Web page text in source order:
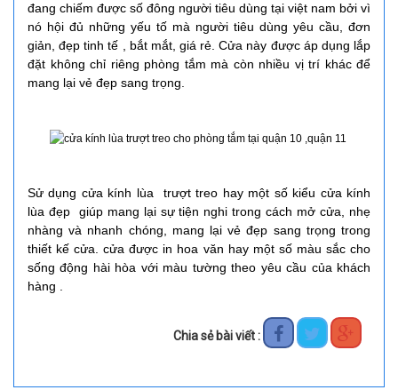
đang chiếm được số đông người tiêu dùng tại việt nam bởi vì
nó hội đủ những yếu tố mà người tiêu dùng yêu cầu, đơn
giản, đẹp tinh tế , bắt mắt, giá rẻ. Cửa này được áp dụng lắp
đặt không chỉ riêng phòng tắm mà còn nhiều vị trí khác để
mang lại vẻ đẹp sang trọng.
Sử dụng cửa kính lùa trượt treo hay một số kiểu cửa kính
lùa đẹp giúp mang lại sự tiện nghi trong cách mở cửa, nhẹ
nhàng và nhanh chóng, mang lại vẻ đẹp sang trọng trong
thiết kế cửa. cửa được in hoa văn hay một số màu sắc cho
sống động hài hòa với màu tường theo yêu cầu của khách
hàng .
Chia sẻ bài viết :